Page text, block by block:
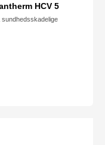
HCV 5
sundhedsskadelige